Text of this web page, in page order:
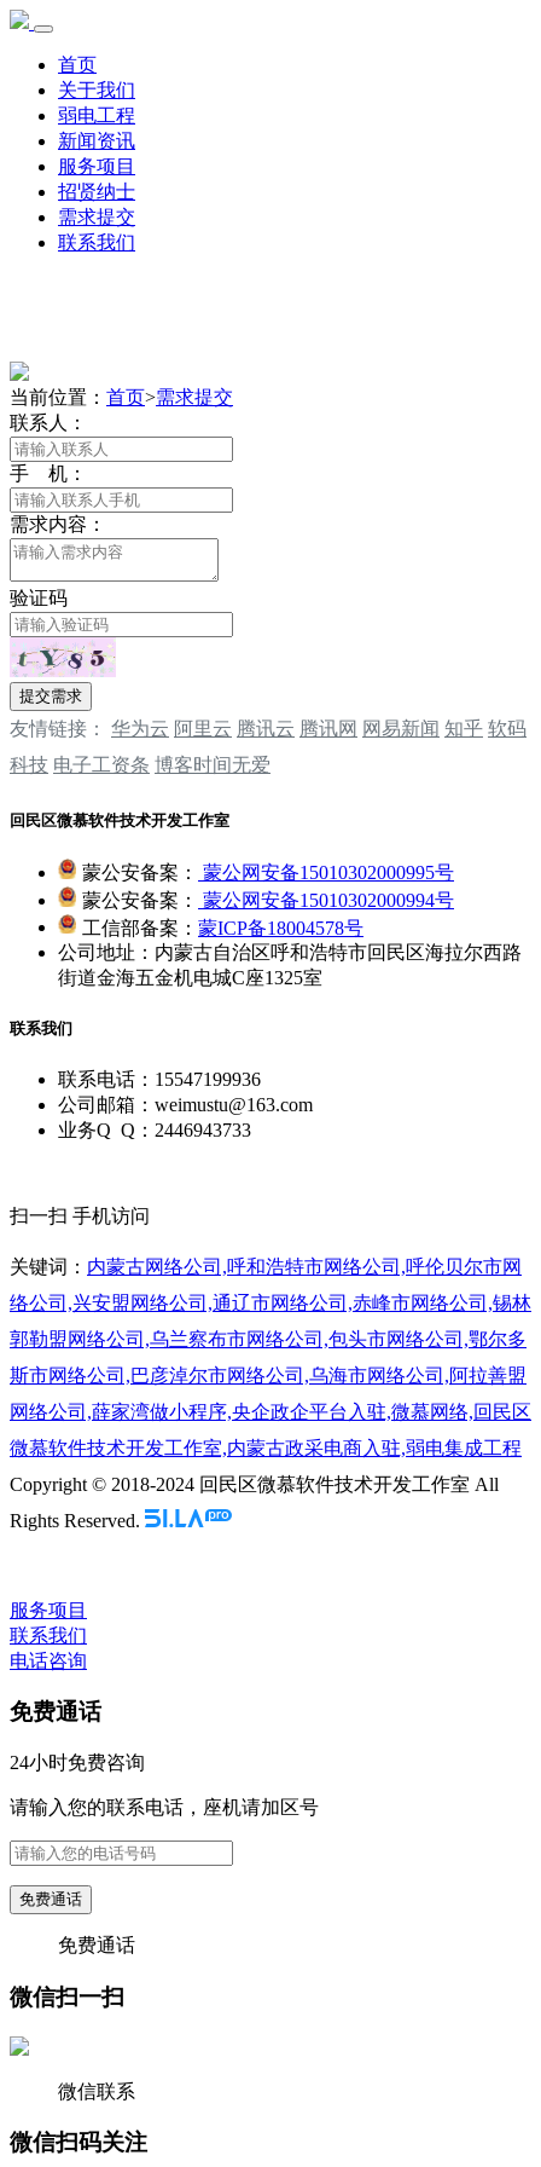
首页
关于我们
弱电工程
新闻资讯
服务项目
招贤纳士
需求提交
联系我们
当前位置： 首页>需求提交
联系人：
手 机：
需求内容：
验证码
提交需求
友情链接： 华为云 阿里云 腾讯云 ‌‌腾讯网 ‌‌网易新闻 ‌‌知乎 软码
科技 电子工资条 博客时间无爱
回民区微慕软件技术开发工作室
蒙公安备案：
蒙公网安备15010302000995号
蒙公安备案：
蒙公网安备15010302000994号
工信部备案： 蒙ICP备18004578号
公司地址：内蒙古自治区呼和浩特市回民区海拉尔西路
街道金海五金机电城C座1325室
联系我们
联系电话：15547199936
公司邮箱：weimustu@163.com
业务Q Q：2446943733
扫一扫 手机访问
关键词： 内蒙古网络公司,呼和浩特市网络公司,呼伦贝尔市网
络公司,兴安盟网络公司,通辽市网络公司,赤峰市网络公司,锡林
郭勒盟网络公司,乌兰察布市网络公司,包头市网络公司,鄂尔多
斯市网络公司,巴彦淖尔市网络公司,乌海市网络公司,阿拉善盟
网络公司,薛家湾做小程序,央企政企平台入驻,微慕网络,回民区
微慕软件技术开发工作室,内蒙古政采电商入驻,弱电集成工程
Copyright © 2018-2024 回民区微慕软件技术开发工作室 All
Rights Reserved.
服务项目
联系我们
电话咨询
免费通话
24小时免费咨询
请输入您的联系电话，座机请加区号
免费通话
免费通话
微信扫一扫
微信联系
微信扫码关注